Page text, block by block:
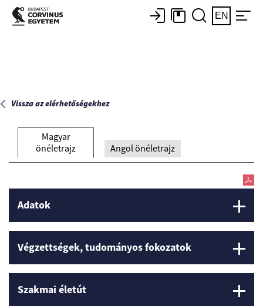
Főoldal
EN
Vissza az elérhetőségekhez
Magyar
önéletrajz
Angol önéletrajz
Adatok
Végzettségek, tudományos fokozatok
Szakmai életút